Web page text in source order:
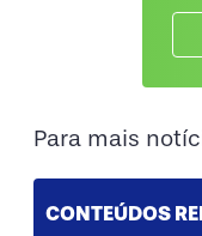
Para mais
CONTEÚDOS